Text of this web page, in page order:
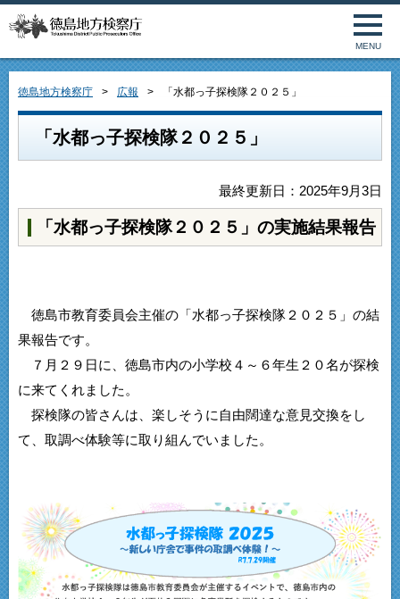
MENU
徳島地方検察庁 広報 「水都っ子探検隊２０２５」
「水都っ子探検隊２０２５」
最終更新日：2025年9月3日
「水都っ子探検隊２０２５」の実施結果報告
徳島市教育委員会主催の「水都っ子探検隊２０２５」の結
果報告です。
７月２９日に、徳島市内の小学校４～６年生２０名が探検
に来てくれました。
探検隊の皆さんは、楽しそうに自由闊達な意見交換をし
て、取調べ体験等に取り組んでいました。